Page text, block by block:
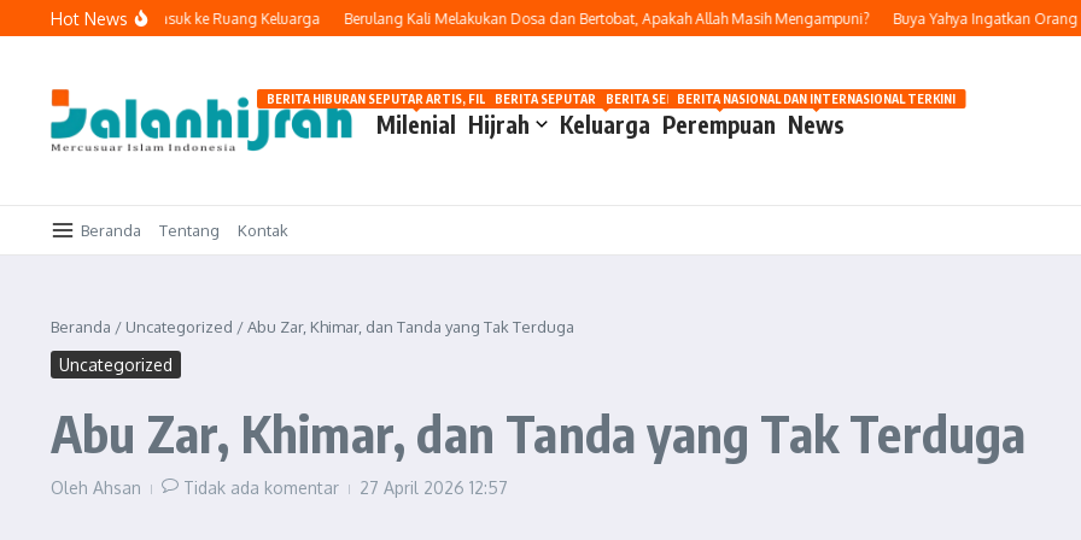
Lewati ke konten
Hot News
Ketika Teknologi Masuk ke Ruang Keluarga Berulang Kali Melakukan Dosa dan Bertobat, Apakah Allah Masih Mengampuni? Buya Yahya Ingatkan Orang
Milenial
BERITA HIBURAN SEPUTAR ARTIS, FILM, DAN GOSIP
Hijrah Keluarga
BERITA SEPUTAR OTOMOTIF HARI INI
Perempuan
BERITA SEPUTAR KECANTIKAN WANITA
News
BERITA NASIONAL DAN INTERNASIONAL TERKINI
Beranda Tentang Kontak
Beranda / Uncategorized /Abu Zar, Khimar, dan Tanda yang Tak Terduga
Uncategorized
Abu Zar, Khimar, dan Tanda yang Tak Terduga
Oleh Ahsan Tidak ada komentar 27 April 2026 12:57